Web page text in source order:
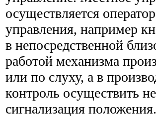
осуществляется
управления, например
в непосредственной
работой механизма
или по слуху, а в
контроль осуществить
сигнализация положения.